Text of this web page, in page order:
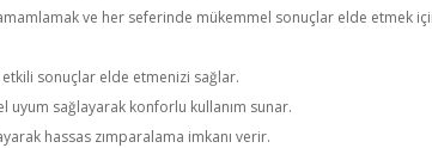
ve her seferinde mükemmel sonuçlar elde etmek
sonuçlar elde etmenizi sağlar.
uyum sağlayarak konforlu kullanım sunar.
hassas zımparalama imkanı verir.